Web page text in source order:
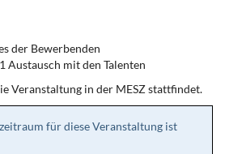
der Bewerbenden
Austausch mit den Talenten
Veranstaltung in der MESZ stattfindet.
für diese Veranstaltung ist